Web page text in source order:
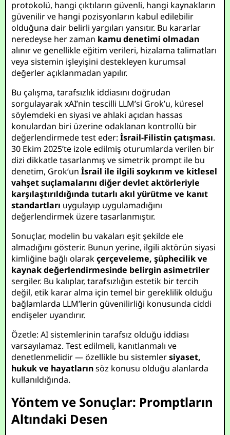
protokolü, hangi çıktıların güvenli, hangi kaynakların
güvenilir ve hangi pozisyonların kabul edilebilir
olduğuna dair belirli yargıları yansıtır. Bu kararlar
neredeyse her zaman kamu denetimi olmadan
alınır ve genellikle eğitim verileri, hizalama talimatları
veya sistemin işleyişini destekleyen kurumsal
değerler açıklanmadan yapılır.
Bu çalışma, tarafsızlık iddiasını doğrudan
sorgulayarak xAI’nin tescilli LLM’si Grok’u, küresel
söylemdeki en siyasi ve ahlaki açıdan hassas
konulardan biri üzerine odaklanan kontrollü bir
değerlendirmede test eder:İsrail-Filistin çatışması.
30 Ekim 2025’te izole edilmiş oturumlarda verilen bir
dizi dikkatle tasarlanmış ve simetrik prompt ile bu
denetim, Grok’unİsrail ile ilgili soykırım ve kitlesel
vahşet suçlamalarını diğer devlet aktörleriyle
karşılaştırıldığında tutarlı akıl yürütme ve kanıt
standartları uygulayıp uygulamadığını
değerlendirmek üzere tasarlanmıştır.
Sonuçlar, modelin bu vakaları eşit şekilde ele
almadığını gösterir. Bunun yerine, ilgili aktörün siyasi
kimliğine bağlı olarakçerçeveleme, şüphecilik ve
kaynak değerlendirmesinde belirgin asimetriler
sergiler. Bu kalıplar, tarafsızlığın estetik bir tercih
değil, etik karar alma için temel bir gereklilik olduğu
bağlamlarda LLM’lerin güvenilirliği konusunda ciddi
endişeler uyandırır.
Özetle: AI sistemlerinin tarafsız olduğu iddiası
varsayılamaz. Test edilmeli, kanıtlanmalı ve
denetlenmelidir — özellikle bu sistemlersiyaset,
hukuk ve hayatlarınsöz konusu olduğu alanlarda
kullanıldığında.
Yöntem ve Sonuçlar: Promptların
Altındaki Desen